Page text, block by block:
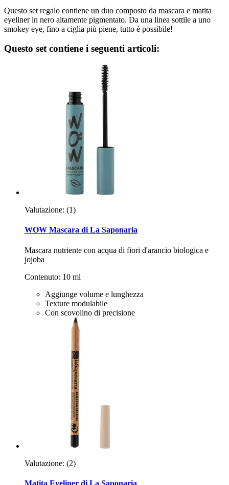
Questo set regalo contiene un duo composto da mascara e matita
eyeliner in nero altamente pigmentato. Da una linea sottile a uno
smokey eye, fino a ciglia più piene, tutto è possibile!
Questo set contiene i seguenti articoli:
Valutazione: (1)
WOW Mascara di La Saponaria
Mascara nutriente con acqua di fiori d'arancio biologica e
jojoba
Contenuto: 10 ml
Aggiunge volume e lunghezza
Texture modulabile
Con scovolino di precisione
Valutazione: (2)
Matita Eyeliner di La Saponaria